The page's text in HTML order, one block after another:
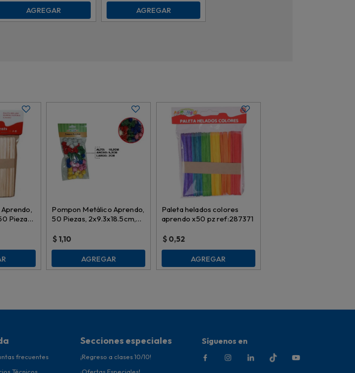
AGREGAR AGREGAR
Piezas,
Pompon Metálico Aprendo,
50 Piezas, 2x9.3x18.5cm,
$ 1,10
AGREGAR
Paleta helados colores
aprendo x50 pz ref:287371
$ 0,52
AGREGAR
frecuentes
Secciones especiales
¡Regreso a clases 10/10!
Síguenos en